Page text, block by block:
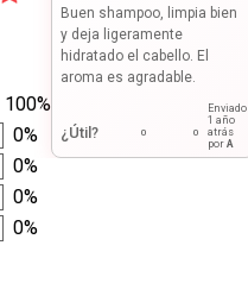
100%
0%
0%
0%
0%
Buen shampoo, limpia bien
y deja ligeramente
hidratado el cabello. El
aroma es agradable.
¿Útil? 0 0
Enviado
1 año
atrás
por A